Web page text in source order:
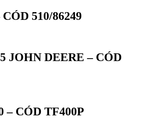
510/86249
JOHN DEERE – CÓD
– CÓD TF400P